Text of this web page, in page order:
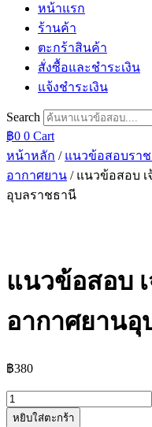
หน้าแรก
ร้านค้า
ตะกร้าสินค้า
สั่งซื้อและชำระเงิน
แจ้งชำระเงิน
Search
฿0 0 Cart
หน้าหลัก / แนวข้อสอบราช
อากาศยาน / แนวข้อสอบ
อุบลราชธานี
แนวข้อสอบ
อากาศยาน
฿380
จำนวน
แนว
หยิบใส่ตะกร้า